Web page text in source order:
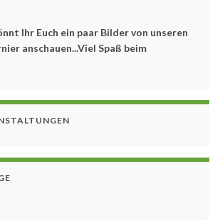
Ihr Euch ein paar Bilder von unseren
anschauen...Viel Spaß beim